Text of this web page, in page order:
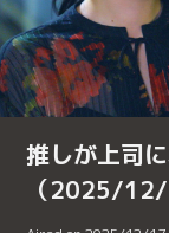
推しが上司
（2025/